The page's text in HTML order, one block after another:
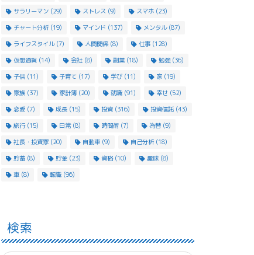
サラリーマン(29) ストレス (9) スマホ(23)
チャート分析(19) マインド (137) メンタル(87)
ライフスタイル(7) 人間関係(8) 仕事(128)
仮想通貨 (14) 会社(8) 副業(18) 勉強(36)
子供(11) 子育て(17) 学び(11) 家(19)
家族(37) 家計簿(20) 就職(91) 幸せ(52)
恋愛(7) 成長(15) 投資(316) 投資信託(43)
旅行(15) 日常(8) 時間術(7) 為替(9)
社長・投資家(20) 自動車(9) 自己分析(18)
貯蓄(8) 貯金(23) 資格(10) 趣味(8)
車(8) 転職(96)
検索